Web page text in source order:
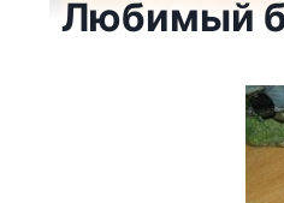
Любимый